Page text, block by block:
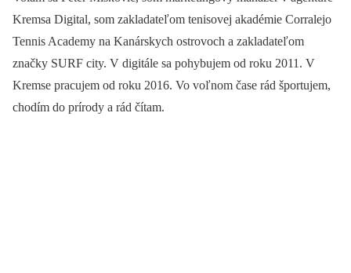
Kremsa Digital, som zakladateľom tenisovej akadémie Corralejo
Tennis Academy na Kanárskych ostrovoch a zakladateľom
značky SURF city. V digitále sa pohybujem od roku 2011. V
Kremse pracujem od roku 2016. Vo voľnom čase rád športujem,
chodím do prírody a rád čítam.